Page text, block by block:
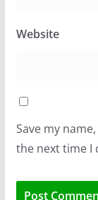
Website
Save my
the next time I